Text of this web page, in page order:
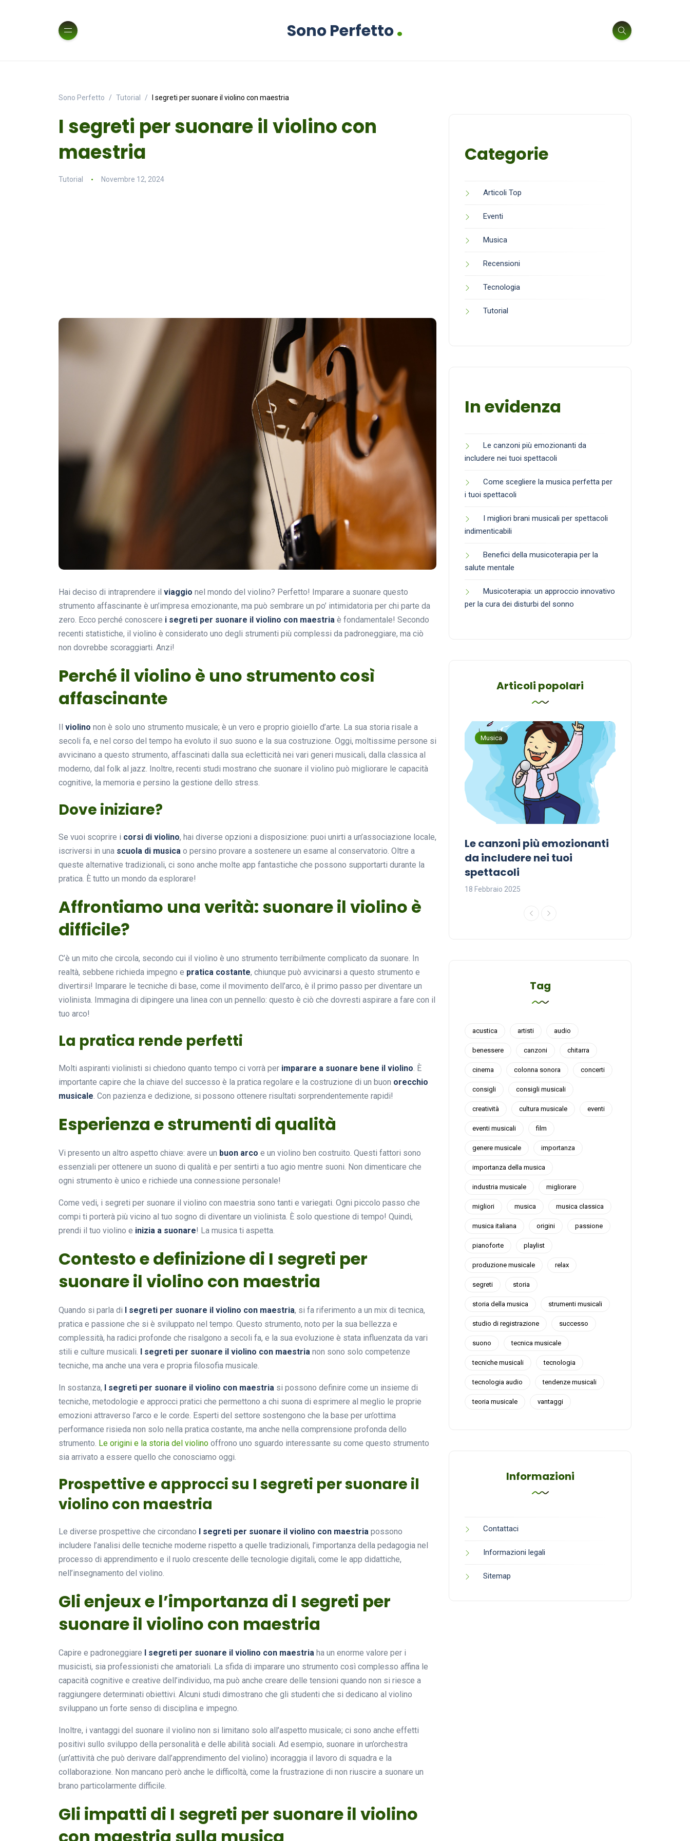
Sono Perfetto.
Sono Perfetto Tutorial I segreti per suonare il violino con maestria
I segreti per suonare il violino con
maestria
Tutorial Novembre 12, 2024
Hai deciso di intraprendere il viaggio nel mondo del violino? Perfetto! Imparare a suonare questo
strumento affascinante è un’impresa emozionante, ma può sembrare un po’ intimidatoria per chi parte da
zero. Ecco perché conoscere i segreti per suonare il violino con maestria è fondamentale! Secondo
recenti statistiche, il violino è considerato uno degli strumenti più complessi da padroneggiare, ma ciò
non dovrebbe scoraggiarti. Anzi!
Perché il violino è uno strumento così
affascinante
violino non è solo uno strumento musicale; è un vero e proprio gioiello d’arte. La sua storia risale a
secoli fa, e nel corso del tempo ha evoluto il suo suono e la sua costruzione. Oggi, moltissime persone si
avvicinano a questo strumento, affascinati dalla sua ecletticità nei vari generi musicali, dalla classica al
moderno, dal folk al jazz. Inoltre, recenti studi mostrano che suonare il violino può migliorare le capacità
cognitive, la memoria e persino la gestione dello stress.
Dove iniziare?
Se vuoi scoprire i corsi di violino, hai diverse opzioni a disposizione: puoi unirti a un’associazione locale,
iscriversi in una scuola di musica o persino provare a sostenere un esame al conservatorio. Oltre a
queste alternative tradizionali, ci sono anche molte app fantastiche che possono supportarti durante la
pratica. È tutto un mondo da esplorare!
Affrontiamo una verità: suonare il violino è
difficile?
C’è un mito che circola, secondo cui il violino è uno strumento terribilmente complicato da suonare. In
realtà, sebbene richieda impegno e pratica costante, chiunque può avvicinarsi a questo strumento e
divertirsi! Imparare le tecniche di base, come il movimento dell’arco, è il primo passo per diventare un
violinista. Immagina di dipingere una linea con un pennello: questo è ciò che dovresti aspirare a fare con il
tuo arco!
La pratica rende perfetti
Molti aspiranti violinisti si chiedono quanto tempo ci vorrà per imparare a suonare bene il violino. È
importante capire che la chiave del successo è la pratica regolare e la costruzione di un buon orecchio
musicale. Con pazienza e dedizione, si possono ottenere risultati sorprendentemente rapidi!
Esperienza e strumenti di qualità
Vi presento un altro aspetto chiave: avere un buon arco e un violino ben costruito. Questi fattori sono
essenziali per ottenere un suono di qualità e per sentirti a tuo agio mentre suoni. Non dimenticare che
ogni strumento è unico e richiede una connessione personale!
Come vedi, i segreti per suonare il violino con maestria sono tanti e variegati. Ogni piccolo passo che
compi ti porterà più vicino al tuo sogno di diventare un violinista. È solo questione di tempo! Quindi,
prendi il tuo violino e inizia a suonare! La musica ti aspetta.
Contesto e definizione di I segreti per
suonare il violino con maestria
Quando si parla di I segreti per suonare il violino con maestria, si fa riferimento a un mix di tecnica,
pratica e passione che si è sviluppato nel tempo. Questo strumento, noto per la sua bellezza e
complessità, ha radici profonde che risalgono a secoli fa, e la sua evoluzione è stata influenzata da vari
stili e culture musicali.
I segreti per suonare il violino con maestria non sono solo competenze
tecniche, ma anche una vera e propria filosofia musicale.
In sostanza, I segreti per suonare il violino con maestria si possono definire come un insieme di
tecniche, metodologie e approcci pratici che permettono a chi suona di esprimere al meglio le proprie
emozioni attraverso l’arco e le corde. Esperti del settore sostengono che la base per un’ottima
performance risieda non solo nella pratica costante, ma anche nella comprensione profonda dello
strumento. Le origini e la storia del violino offrono uno sguardo interessante su come questo strumento
sia arrivato a essere quello che conosciamo oggi.
Prospettive e approcci su I segreti per suonare il
violino con maestria
Le diverse prospettive che circondano I segreti per suonare il violino con maestria possono
includere l’analisi delle tecniche moderne rispetto a quelle tradizionali, l’importanza della pedagogia nel
processo di apprendimento e il ruolo crescente delle tecnologie digitali, come le app didattiche,
nell’insegnamento del violino.
Gli enjeux e l’importanza di I segreti per
suonare il violino con maestria
Capire e padroneggiare I segreti per suonare il violino con maestria ha un enorme valore per i
musicisti, sia professionisti che amatoriali. La sfida di imparare uno strumento così complesso affina le
capacità cognitive e creative dell’individuo, ma può anche creare delle tensioni quando non si riesce a
raggiungere determinati obiettivi. Alcuni studi dimostrano che gli studenti che si dedicano al violino
sviluppano un forte senso di disciplina e impegno.
Inoltre, i vantaggi del suonare il violino non si limitano solo all’aspetto musicale; ci sono anche effetti
positivi sullo sviluppo della personalità e delle abilità sociali. Ad esempio, suonare in un’orchestra
(un’attività che può derivare dall’apprendimento del violino) incoraggia il lavoro di squadra e la
collaborazione. Non mancano però anche le difficoltà, come la frustrazione di non riuscire a suonare un
brano particolarmente difficile.
Gli impatti di I segreti per suonare il violino
Categorie
Articoli Top
Eventi
Musica
Recensioni
Tecnologia
Tutorial
In evidenza
Le canzoni più emozionanti da
includere nei tuoi spettacoli
Come scegliere la musica perfetta per
i tuoi spettacoli
I migliori brani musicali per spettacoli
indimenticabili
Benefici della musicoterapia per la
salute mentale
Musicoterapia: un approccio innovativo
per la cura dei disturbi del sonno
Articoli popolari
Musica
Musicoterapia: un
approccio innovativo per la
cura dei disturbi del sonno
Musica
Le canzoni più emozionanti
da includere nei tuoi
spettacoli
18 Febbraio 2025
Tag
acustica artisti audio
benessere canzoni chitarra
cinema colonna sonora concerti
consigli consigli musicali
creatività cultura musicale eventi
eventi musicali film
genere musicale importanza
importanza della musica
industria musicale migliorare
migliori musica musica classica
musica italiana origini passione
pianoforte playlist
produzione musicale relax
segreti storia
storia della musica strumenti musicali
studio di registrazione successo
suono tecnica musicale
tecniche musicali tecnologia
tecnologia audio tendenze musicali
teoria musicale vantaggi
Informazioni
Contattaci
Informazioni legali
Sitemap